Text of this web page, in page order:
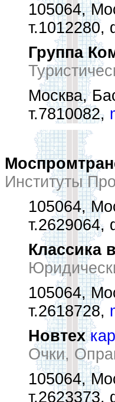
105064,
т.1012280,
Группа
Москва,
т.7810082,
Институты
105064,
т.2629064,
Классика
105064,
т.2618728,
Новтех
Очки,
105064,
т.2623373,